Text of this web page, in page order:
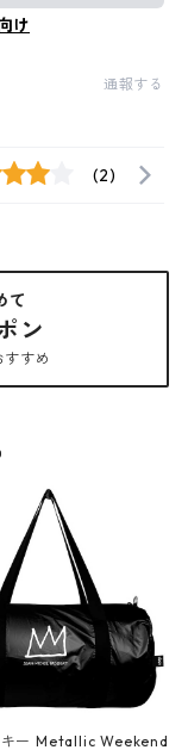
け
通報する
(2)
て
ン
すめ
ー Metallic Weekend